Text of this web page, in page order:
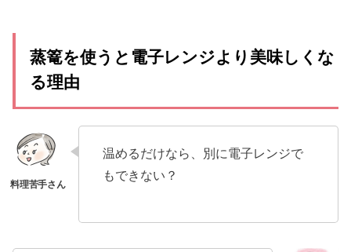
蒸篭を使うと電子レンジより美味しくな
る理由
温めるだけなら、別に電子レンジで
もできない？